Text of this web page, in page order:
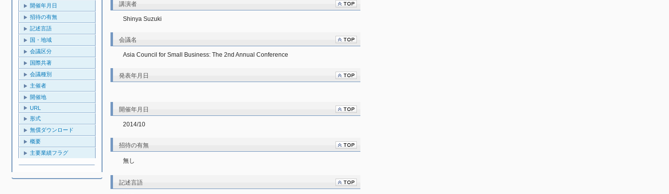
開催年月日
招待の有無
記述言語
国・地域
会議区分
国際共著
会議種別
主催者
開催地
URL
形式
無償ダウンロード
概要
主要業績フラグ
講演者
Shinya Suzuki
会議名
Asia Council for Small Business: The 2nd Annual Conference
発表年月日
開催年月日
2014/10
招待の有無
無し
記述言語